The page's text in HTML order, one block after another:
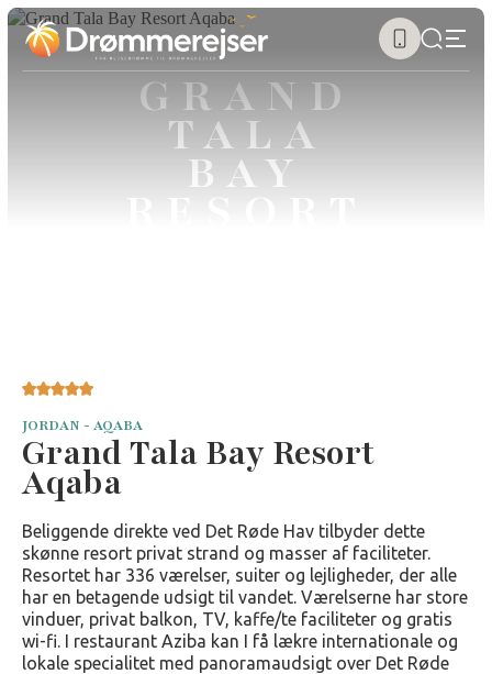
GRAND
TALA
BAY
RESORT
JORDAN - AQABA
Grand Tala Bay Resort
Aqaba
Beliggende direkte ved Det Røde Hav tilbyder dette
skønne resort privat strand og masser af faciliteter.
Resortet har 336 værelser, suiter og lejligheder, der alle
har en betagende udsigt til vandet. Værelserne har store
vinduer, privat balkon, TV, kaffe/te faciliteter og gratis
wi-fi. I restaurant Aziba kan I få lækre internationale og
lokale specialitet med panoramaudsigt over Det Røde